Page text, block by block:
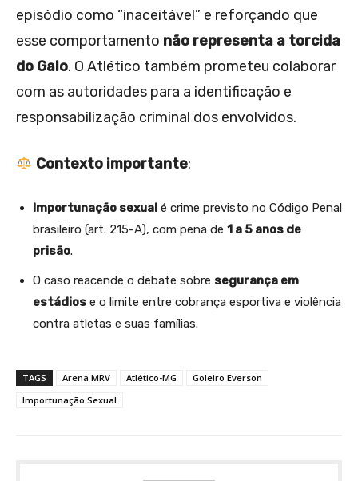
episódio como “inaceitável” e reforçando que
esse comportamento não representa a torcida
do Galo. O Atlético também prometeu colaborar
com as autoridades para a identificação e
responsabilização criminal dos envolvidos.
Contexto importante:
Importunação sexual é crime previsto no Código Penal
brasileiro (art. 215-A), com pena de 1 a 5 anos de
prisão.
O caso reacende o debate sobre segurança em
estádios e o limite entre cobrança esportiva e violência
contra atletas e suas famílias.
TAGS Arena MRV Atlético-MG
Goleiro Everson
Importunação Sexual